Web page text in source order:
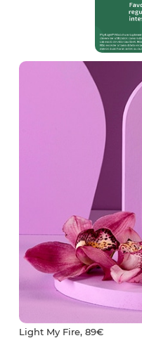
Light My Fire, 89€